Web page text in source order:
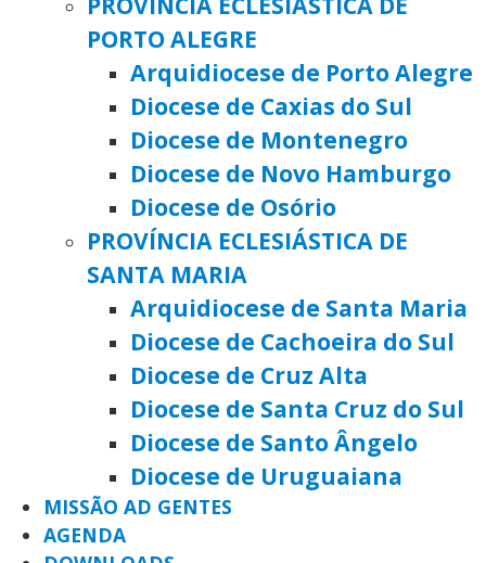
PORTO ALEGRE
Arquidiocese de Porto Alegre
Diocese de Caxias do Sul
Diocese de Montenegro
Diocese de Novo Hamburgo
Diocese de Osório
PROVÍNCIA ECLESIÁSTICA DE
SANTA MARIA
Arquidiocese de Santa Maria
Diocese de Cachoeira do Sul
Diocese de Cruz Alta
Diocese de Santa Cruz do Sul
Diocese de Santo Ângelo
Diocese de Uruguaiana
MISSÃO AD GENTES
AGENDA